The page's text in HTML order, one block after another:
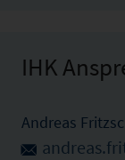
IHK
Andreas